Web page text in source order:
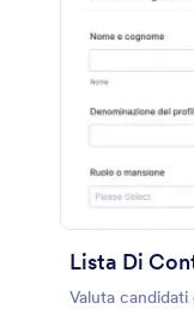
Valuta candidati